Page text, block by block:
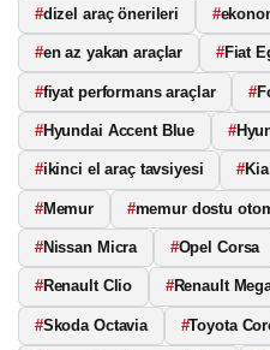
#dizel araç önerileri #
#en az yakan araçlar #Fiat
#fiyat performans araçlar #
#Hyundai Accent Blue #
#ikinci el araç tavsiyesi #
#Memur #memur dostu
#Nissan Micra #Opel Corsa
#Renault Clio #Renault
#Skoda Octavia #Toyota